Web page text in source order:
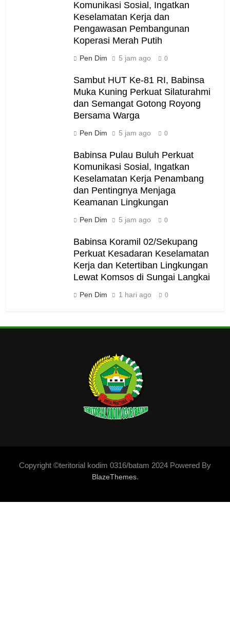
Komunikasi Sosial, Ingatkan
Keselamatan Kerja dan
Pengawasan Pembangunan
Koperasi Merah Putih
Pen Dim 5 jam ago 0
Sambut HUT Ke-81 RI, Babinsa
Muka Kuning Perkuat Silaturahmi
dan Semangat Gotong Royong
Bersama Warga
Pen Dim 5 jam ago 0
Babinsa Pulau Buluh Perkuat
Komunikasi Sosial, Ingatkan
Keselamatan Kerja Penambang
dan Pentingnya Menjaga
Keamanan Lingkungan
Pen Dim 5 jam ago 0
Babinsa Koramil 02/Sekupang
Perkuat Kesadaran Keselamatan
Kerja dan Ketertiban Lingkungan
Lewat Komsos di Sungai Langkai
Pen Dim 1 hari ago 0
Copyright ©teritorial kodim 0316/batam 2024 Powered By
BlazeThemes.